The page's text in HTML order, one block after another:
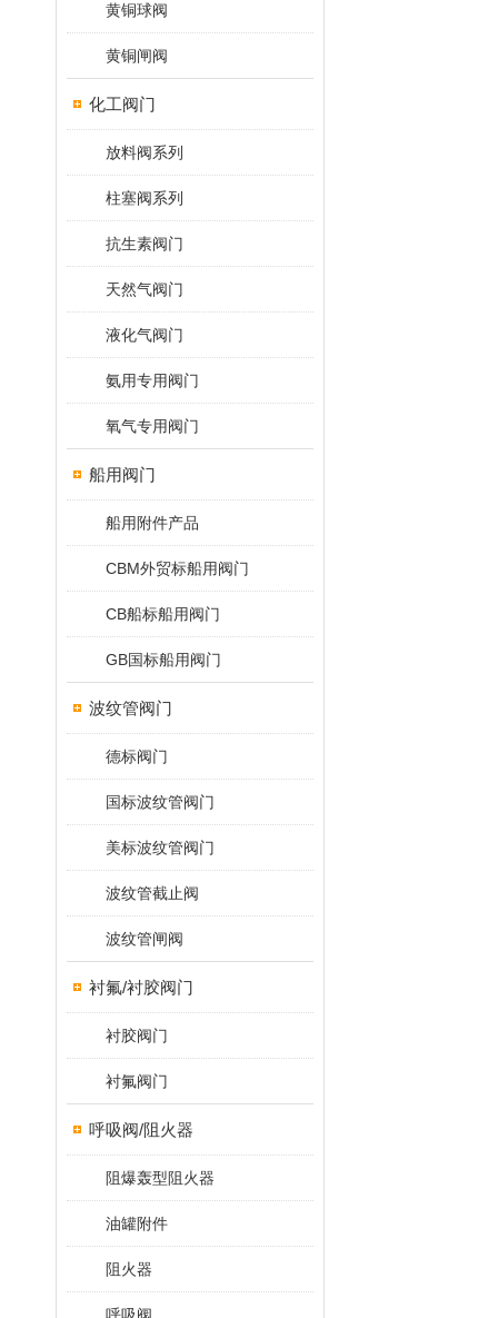
黄铜球阀
黄铜闸阀
化工阀门
放料阀系列
柱塞阀系列
抗生素阀门
天然气阀门
液化气阀门
氨用专用阀门
氧气专用阀门
船用阀门
船用附件产品
CBM外贸标船用阀门
CB船标船用阀门
GB国标船用阀门
波纹管阀门
德标阀门
国标波纹管阀门
美标波纹管阀门
波纹管截止阀
波纹管闸阀
衬氟/衬胶阀门
衬胶阀门
衬氟阀门
呼吸阀/阻火器
阻爆轰型阻火器
油罐附件
阻火器